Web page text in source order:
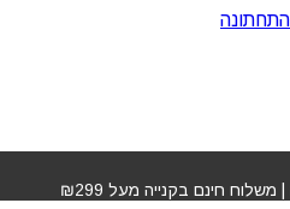
חינם בקנייה מעל ₪299